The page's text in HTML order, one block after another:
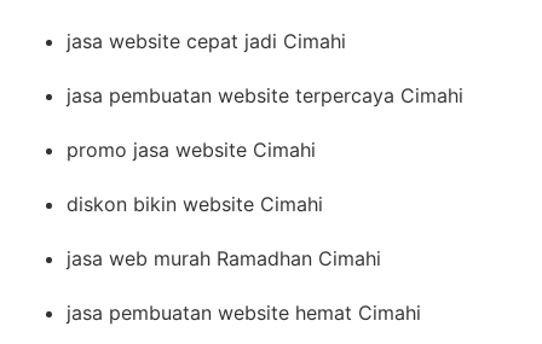
jasa website cepat jadi Cimahi
jasa pembuatan website terpercaya Cimahi
promo jasa website Cimahi
diskon bikin website Cimahi
jasa web murah Ramadhan Cimahi
jasa pembuatan website hemat Cimahi